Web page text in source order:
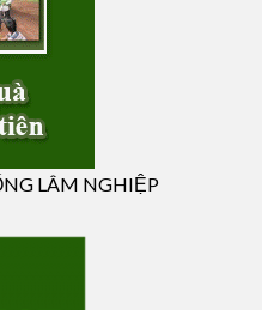
LÂM NGHIỆP